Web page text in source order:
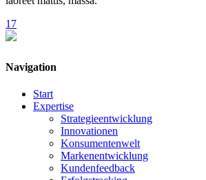
17
Navigation
Start
Expertise
Strategieentwicklung
Innovationen
Konsumentenwelt
Markenentwicklung
Kundenfeedback